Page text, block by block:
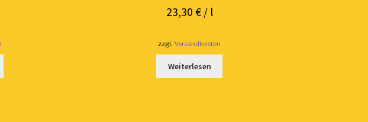
23,30 €/ l
zzgl.Versandkosten
Weiterlesen